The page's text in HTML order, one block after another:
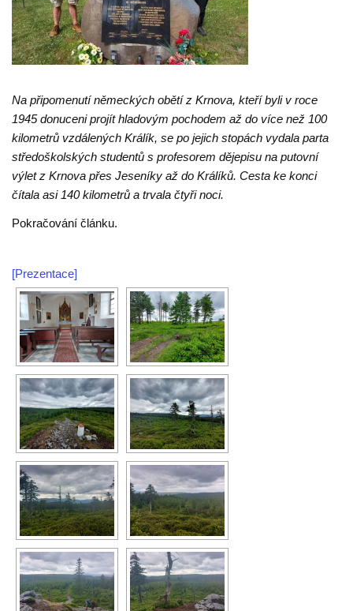
Na připomenutí německých obětí z Krnova, kteří byli v roce
1945 donuceni projít hladovým pochodem až do více než 100
kilometrů vzdálených Králík, se po jejich stopách vydala parta
středoškolských studentů s profesorem dějepisu na putovní
výlet z Krnova přes Jeseníky až do Králíků. Cesta ke konci
čítala asi 140 kilometrů a trvala čtyři noci.
Pokračování článku.
[Prezentace]